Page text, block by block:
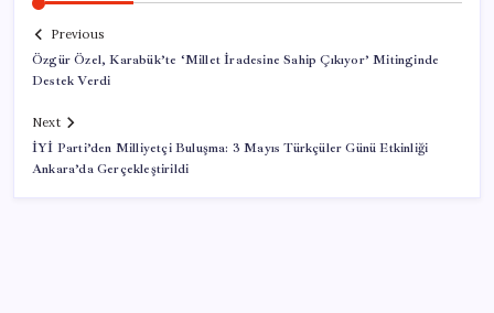
Previous
Özgür Özel, Karabük’te ‘Millet İradesine Sahip Çıkıyor’ Mitinginde
Destek Verdi
Next
İYİ Parti’den Milliyetçi Buluşma: 3 Mayıs Türkçüler Günü Etkinliği
Ankara’da Gerçekleştirildi